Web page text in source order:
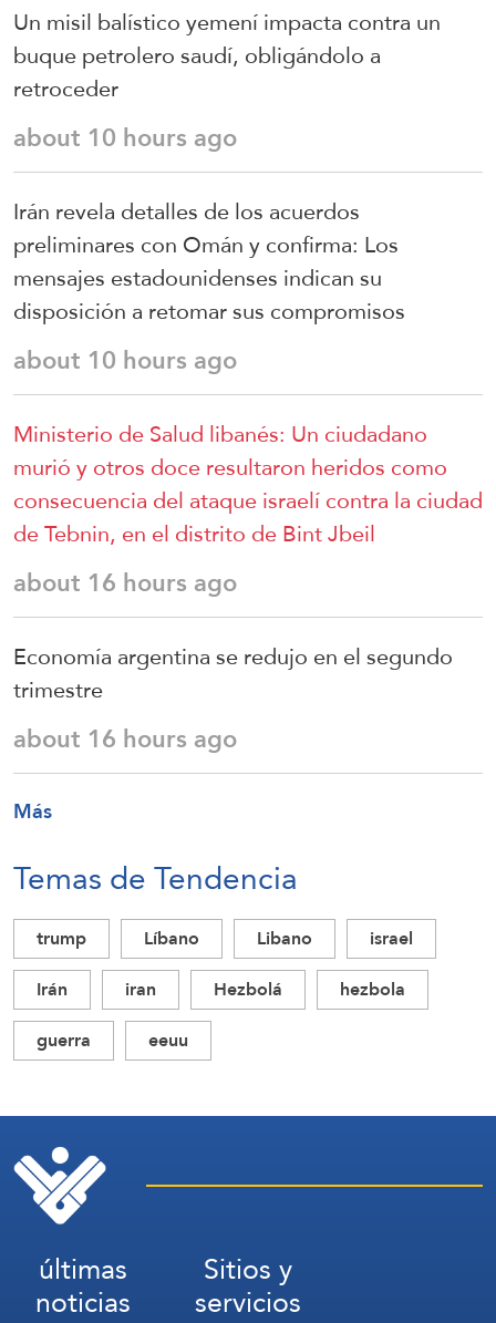
Un misil balístico yemení impacta contra un
buque petrolero saudí, obligándolo a
retroceder
about 10 hours ago
Irán revela detalles de los acuerdos
preliminares con Omán y confirma: Los
mensajes estadounidenses indican su
disposición a retomar sus compromisos
about 10 hours ago
Ministerio de Salud libanés: Un ciudadano
murió y otros doce resultaron heridos como
consecuencia del ataque israelí contra la ciudad
de Tebnin, en el distrito de Bint Jbeil
about 16 hours ago
Economía argentina se redujo en el segundo
trimestre
about 16 hours ago
Más
Temas de Tendencia
trump Líbano Libano
israel
Irán
iran Hezbolá
hezbola
guerra
eeuu
últimas
noticias
Sitios y
servicios